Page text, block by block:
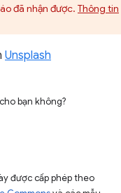
đã nhận được. Thông tin
Unsplash
bạn không?
được cấp phép theo